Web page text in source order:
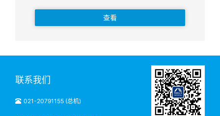
查看
联系我们
021-20791155 (总机)